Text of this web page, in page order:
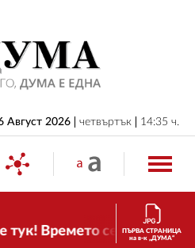
Август 2026 четвъртък 14:35 ч.
Времето се променя и
ПЪРВА СТРАНИЦА
на в-к „ДУМА“
БЪЛГАРИЯ
СВЯТ